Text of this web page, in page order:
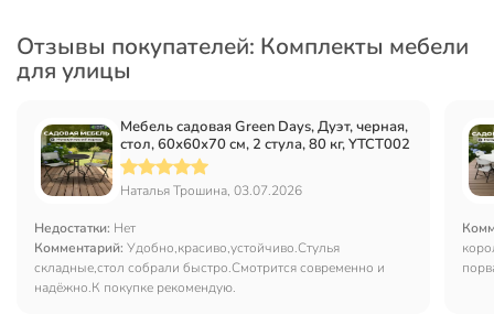
Отзывы покупателей: Комплекты мебели
для улицы
Мебель садовая Green Days, Дуэт, черная,
стол, 60х60х70 см, 2 стула, 80 кг, YTCT002
Наталья Трошина, 03.07.2026
Недостатки: Нет
Комментарий: Удобно,красиво,устойчиво.Стулья
складные,стол собрали быстро.Смотрится современно и
надёжно.К покупке рекомендую.